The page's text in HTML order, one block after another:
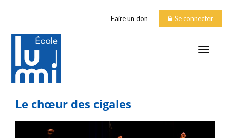
Faire un don Se connecter
Le chœur des cigales